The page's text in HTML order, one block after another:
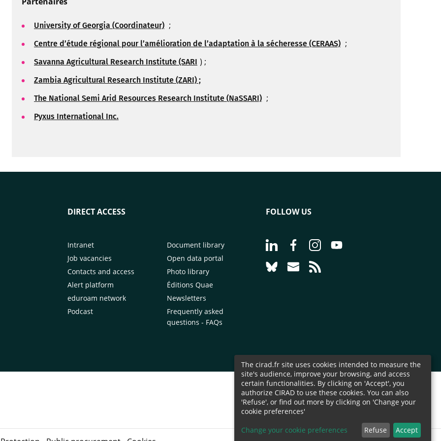
University of Georgia (Coordinateur) ;
Centre d’étude régional pour l’amélioration de l’adaptation à la sécheresse (CERAAS) ;
Savanna Agricultural Research Institute (SARI ) ;
Zambia Agricultural Research Institute (ZARI) ;
The National Semi Arid Resources Research Institute (NaSSARI) ;
Pyxus International Inc.
DIRECT ACCESS
Intranet
Job vacancies
Contacts and access
Alert platform
eduroam network
Podcast
Document library
Open data portal
Photo library
Éditions Quae
Newsletters
Frequently asked
questions - FAQs
FOLLOW US
Go to page Follow us on LinkedIn - CIRAD
Go to page Follow us on Facebook -
Go to page Follow us on
Go to page Follow us on
Go to page Follow us on Bluesky - CIRAD
Go to page Contact us - CIRAD
The cirad.fr site uses cookies intended to measure the
site's audience, improve your browsing, and access
certain functionalities. By clicking on 'Accept', you
authorize CIRAD to use these cookies. You can also
'Refuse', or find out more by clicking on 'Change your
cookie preferences'
Change your cookie preferences Refuse Accept